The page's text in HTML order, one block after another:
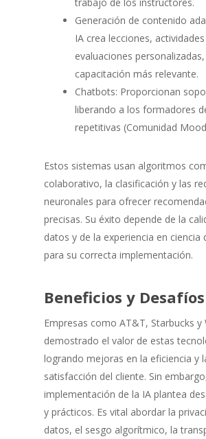
Generación de contenido
IA crea lecciones,
evaluaciones
capacitación más relevante.
Chatbots: Proporcionan
liberando a los formadores
repetitivas (Comunidad
Estos sistemas usan algoritmos
colaborativo, la clasificación y las
neuronales para ofrecer
precisas. Su éxito depende de la
datos y de la experiencia en ciencia
para su correcta implementación.
Beneficios y Desafíos
Empresas como AT&T, Starbucks y
demostrado el valor de estas
logrando mejoras en la eficiencia y
satisfacción del cliente. Sin
implementación de la IA plantea
y prácticos. Es vital abordar la
datos, el sesgo algorítmico, la